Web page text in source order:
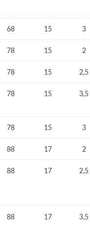
68 15 3
78 15 2
78 15 2,5
78 15 3,5
78 15 3
88 17 2
88 17 2,5
88 17 3,5